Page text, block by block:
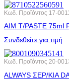
Κωδ. Προϊόντος 17-
AIM T/PASTE 75ml
Συνδεθείτε για τιμή
Κωδ. Προϊόντος 20-
ALWAYS ΣΕΡ/ΚΙA